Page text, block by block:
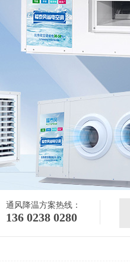
通风降温方案热线：
136 0238 0280